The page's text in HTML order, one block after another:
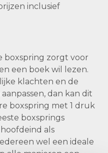
inclusief
boxspring zorgt voor
een boek wil lezen.
klachten en de
dan kan dit
boxspring met 1 druk
boxsprings
als
wel een ideale